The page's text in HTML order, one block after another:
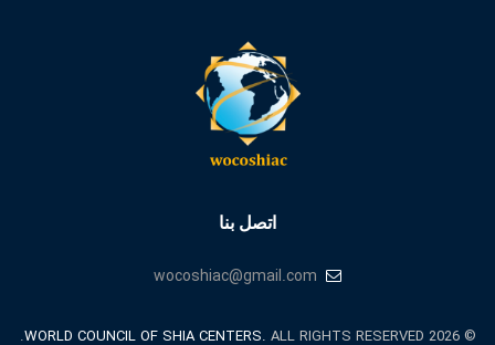
اتصل بنا
wocoshiac@gmail.com
© 2026
WORLD COUNCIL OF SHIA CENTERS. ALL RIGHTS RESERVED.